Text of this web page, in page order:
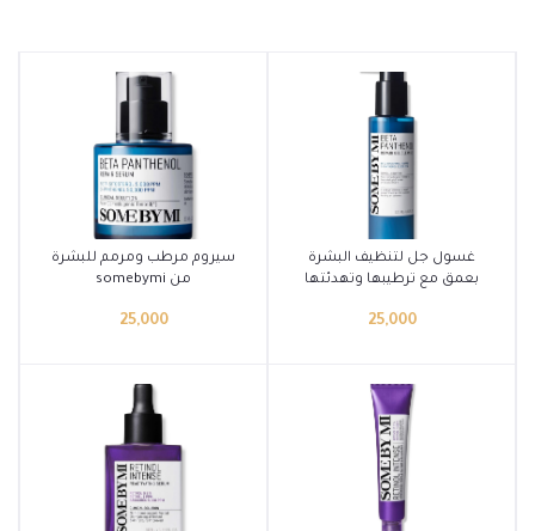
أضف إلى السلة
غسول جل لتنظيف البشرة
بعمق مع ترطيبها وتهدئتها
25,000
أضف إلى السلة
سيروم مرطب ومرمم للبشرة
من somebymi
25,000